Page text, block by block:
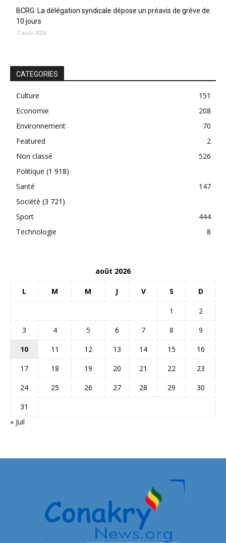
BCRG: La délégation syndicale dépose un préavis de grève de
10 jours
7 août 2026
CATEGORIES
Culture
151
Economie
208
Environnement
70
Featured
2
Non classé
526
Politique (1 918)
Santé
147
Société (3 721)
Sport
444
Technologie
8
août 2026
L M M J V S D
1
2
3
4 5 6 7 8
9
10
11 12 13 14 15
16
17
18 19 20 21 22
23
24
25 26 27 28 29
30
31
« Juil